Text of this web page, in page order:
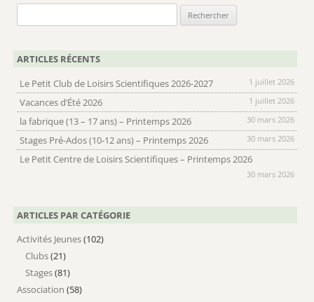
ARTICLES RÉCENTS
Le Petit Club de Loisirs Scientifiques 2026-2027
1 juillet 2026
Vacances d’Été 2026 1 juillet 2026
la fabrique (13 – 17 ans) – Printemps 2026 30 mars 2026
Stages Pré-Ados (10-12 ans) – Printemps 2026 30 mars 2026
Le Petit Centre de Loisirs Scientifiques – Printemps 2026
30 mars 2026
ARTICLES PAR CATÉGORIE
Activités Jeunes(102)
Clubs(21)
Stages(81)
Association (58)